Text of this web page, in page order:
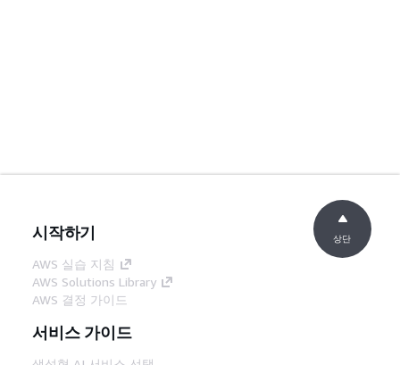
시작하기
AWS 실습 지침
AWS Solutions Library
AWS 결정 가이드
서비스 가이드
상단